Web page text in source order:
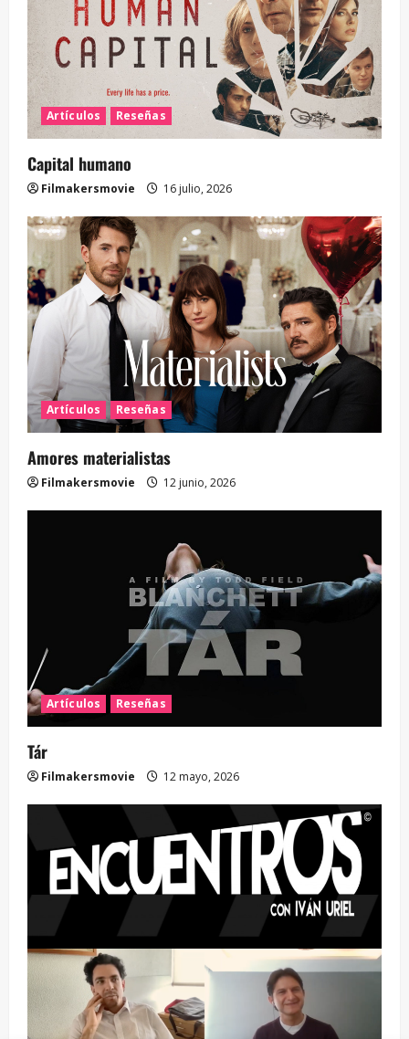
Artículos Reseñas
Capital humano
Filmakersmovie 16 julio, 2026
Artículos Reseñas
Amores materialistas
Filmakersmovie 12 junio, 2026
Artículos Reseñas
Tár
Filmakersmovie 12 mayo, 2026